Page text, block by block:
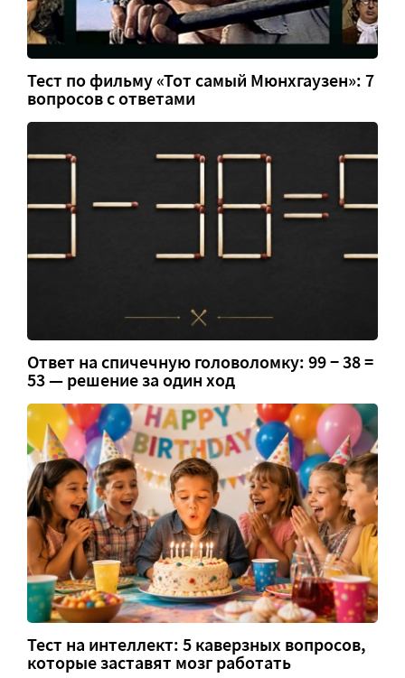
Тест по фильму «Тот самый Мюнхгаузен»: 7
вопросов с ответами
Ответ на спичечную головоломку: 99 − 38 =
53 — решение за один ход
Тест на интеллект: 5 каверзных вопросов,
которые заставят мозг работать